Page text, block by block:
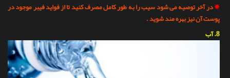
✵در آخر توصیه می شود سیب را به طور کامل مصرف کنید تا از فواید فیبر موجود در
پوست آن نیز بهره مند شوید .
8.آب